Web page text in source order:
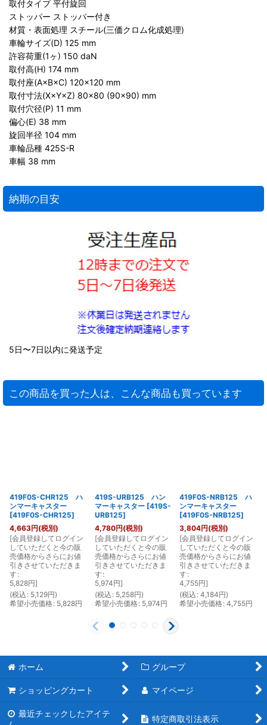
取付タイプ 平付旋回
ストッパー ストッパー付き
材質・表面処理 スチール(三価クロム化成処理)
車輪サイズ(D) 125 mm
許容荷重(1ヶ) 150 daN
取付高(H) 174 mm
取付座(A×B×C) 120×120 mm
取付寸法(X×Y×Z) 80×80 (90×90) mm
取付穴径(P) 11 mm
偏心(E) 38 mm
旋回半径 104 mm
車輪品種 425S-R
車幅 38 mm
納期の目安
5日〜7日以内に発送予定
この商品を買った人は、こんな商品も買っています
419F0S-CHR125 ハ
ンマーキャスター
[419F0S-CHR125]
4,663円(税別)
[会員登録してログイン
していただくと今の販
売価格からさらにお値
引きさせていただきま
す :
5,828円]
(税込 : 5,129円)
希望小売価格: 5,828円
419S-URB125 ハン
マーキャスター [419S-
URB125]
4,780円(税別)
[会員登録してログイン
していただくと今の販
売価格からさらにお値
引きさせていただきま
す :
5,974円]
(税込 : 5,258円)
希望小売価格: 5,974円
419F0S-NRB125 ハ
ンマーキャスター
[419F0S-NRB125]
3,804円(税別)
[会員登録してログイン
していただくと今の販
売価格からさらにお値
引きさせていただきま
す :
4,755円]
(税込 : 4,184円)
希望小売価格: 4,755円
ホーム グループ
ショッピングカート マイページ
最近チェックしたアイテ
特定商取引法表示